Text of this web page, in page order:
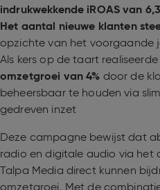
indrukwekkende iROAS van
Het aantal nieuwe klanten
opzichte van het voorgaande
Als kers op de taart
omzetgroei van 4% door de
beheersbaar te houden via
gedreven inzet
Deze campagne bewijst dat
radio en digitale audio via het
Talpa Media direct kunnen
omzetgroei. Met de